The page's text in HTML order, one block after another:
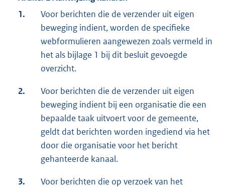
1.
Voor berichten die de verzender uit eigen
beweging indient, worden de specifieke
webformulieren aangewezen zoals vermeld in
het als bijlage 1 bij dit besluit gevoegde
overzicht.
2.
Voor berichten die de verzender uit eigen
beweging indient bij een organisatie die een
bepaalde taak uitvoert voor de gemeente,
geldt dat berichten worden ingediend via het
door die organisatie voor het bericht
gehanteerde kanaal.
3.
Voor berichten die op verzoek van het